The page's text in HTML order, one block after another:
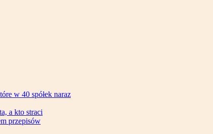
w 40 spółek naraz
a kto straci
przepisów